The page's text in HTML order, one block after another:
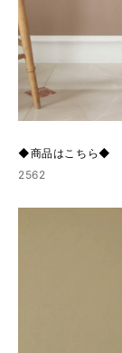
◆商品はこちら◆
2562